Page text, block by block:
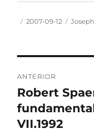
Autor
Publicado
2007-09-12
de
entradas
ANTERIOR
Entrada
anterior:
Robert
VII.1992